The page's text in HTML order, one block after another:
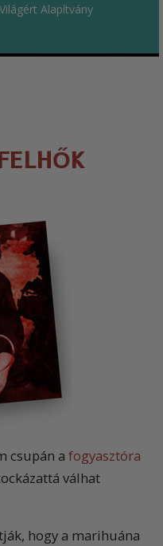
Alapítvány
csupán a fogyasztóra
válhat
hogy a marihuána